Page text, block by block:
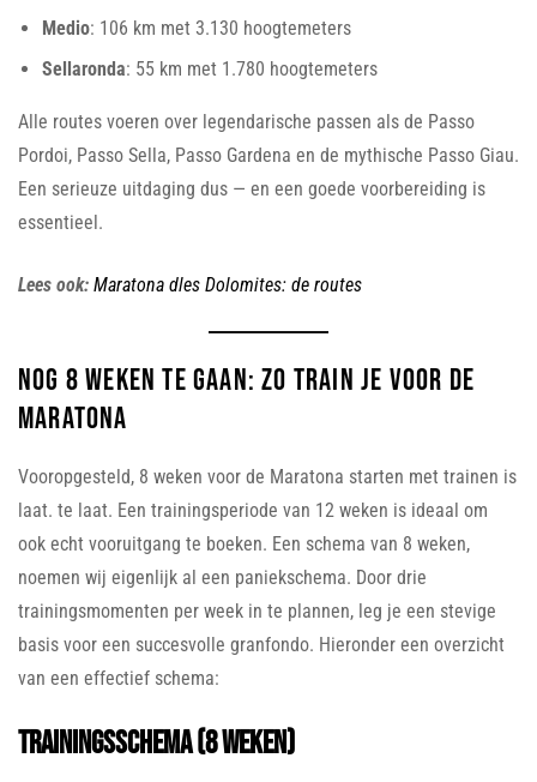
Medio: 106 km met 3.130 hoogtemeters
Sellaronda: 55 km met 1.780 hoogtemeters
Alle routes voeren over legendarische passen als de Passo
Pordoi, Passo Sella, Passo Gardena en de mythische Passo Giau.
Een serieuze uitdaging dus — en een goede voorbereiding is
essentieel.
Lees ook: Maratona dles Dolomites: de routes
Nog 8 weken te gaan: zo train je voor de
Maratona
Vooropgesteld, 8 weken voor de Maratona starten met trainen is
laat. te laat. Een trainingsperiode van 12 weken is ideaal om
ook echt vooruitgang te boeken. Een schema van 8 weken,
noemen wij eigenlijk al een paniekschema. Door drie
trainingsmomenten per week in te plannen, leg je een stevige
basis voor een succesvolle granfondo. Hieronder een overzicht
van een effectief schema:
Trainingsschema (8 weken)